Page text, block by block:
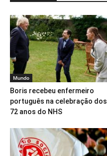
Mundo
Boris recebeu enfermeiro
português na celebração dos
72 anos do NHS